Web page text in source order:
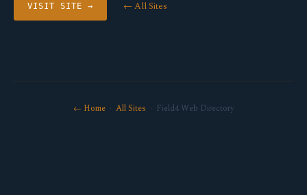
VISIT SITE → ← All Sites
← Home· All Sites · Field4 Web Directory